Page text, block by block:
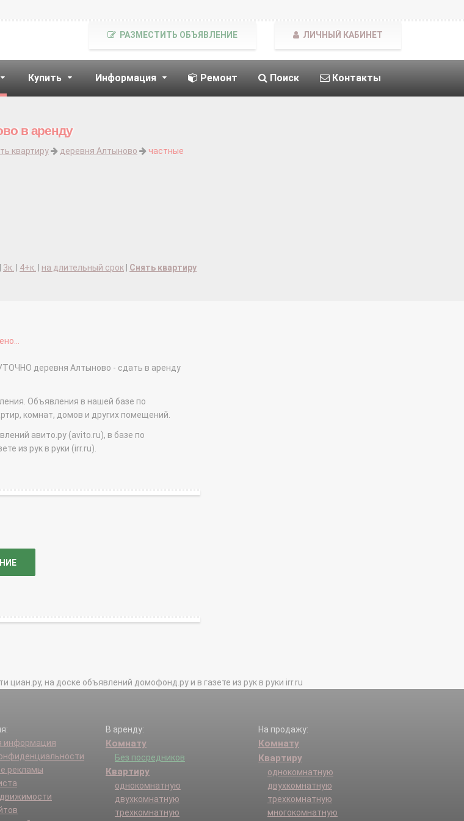
Купить Информация Ремонт Поиск Контакты
РАЗМЕСТИТЬ ОБЪЯВЛЕНИЕ ЛИЧНЫЙ КАБИНЕТ
в аренду
квартиру деревня Алтыново
частные
3к. 4+к. на длительный срок
Снять квартиру
деревня Алтыново - сдать в аренду
Объявления в нашей базе по
комнат, домов и других помещений.
авито.ру (avito.ru), в базе по
из рук в руки (irr.ru).
на доске объявлений домофонд.ру и в газете из рук в руки irr.ru
информация
рекламы
В аренду:
Комнату
Без посредников
Квартиру
однокомнатную
двухкомнатную
трехкомнатную
На продажу:
Комнату
Квартиру
однокомнатную
двухкомнатную
трехкомнатную
многокомнатную